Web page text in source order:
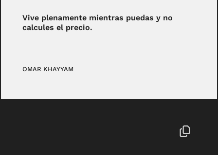
Vive plenamente mientras puedas y no
calcules el precio.
OMAR KHAYYAM